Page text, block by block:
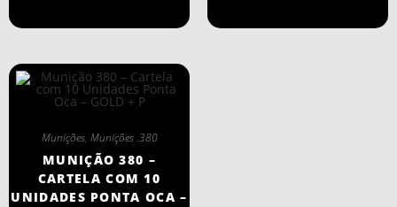
Munições, Munições .380
MUNIÇÃO 380 –
CARTELA COM 10
UNIDADES PONTA OCA –